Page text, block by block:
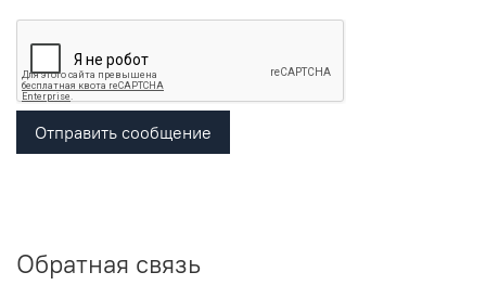
Отправить сообщение
Обратная связь